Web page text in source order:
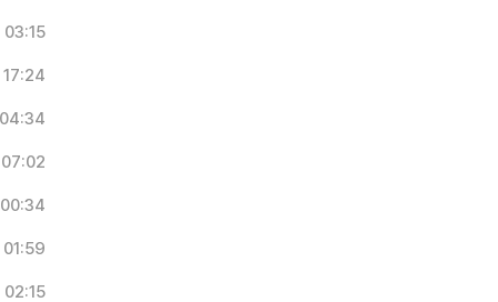
03:15
17:24
04:34
07:02
00:34
01:59
02:15